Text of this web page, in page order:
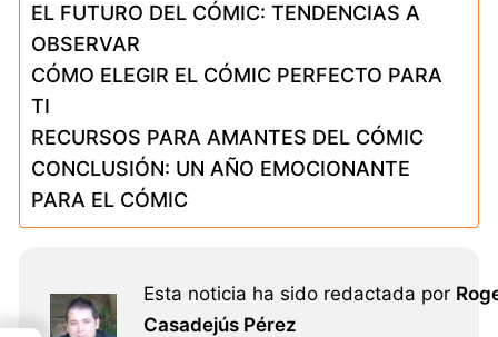
EL FUTURO DEL CÓMIC: TENDENCIAS A
OBSERVAR
CÓMO ELEGIR EL CÓMIC PERFECTO PARA
TI
RECURSOS PARA AMANTES DEL CÓMIC
CONCLUSIÓN: UN AÑO EMOCIONANTE
PARA EL CÓMIC
Esta noticia ha sido redactada por
Casadejús Pérez